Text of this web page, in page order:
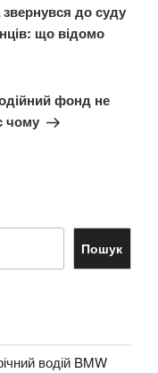
до суду
що відомо
фонд не
чому
Пошук
водій BMW